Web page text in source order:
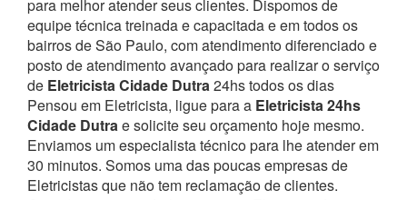
para melhor atender seus clientes. Dispomos de
equipe técnica treinada e capacitada e em todos os
bairros de São Paulo, com atendimento diferenciado e
posto de atendimento avançado para realizar o serviço
de Eletricista Cidade Dutra24hs todos os dias
Pensou em Eletricista, ligue para a Eletricista 24hs
Cidade Dutrae solicite seu orçamento hoje mesmo.
Enviamos um especialista técnico para lhe atender em
30 minutos. Somos uma das poucas empresas de
Eletricistas que não tem reclamação de clientes.